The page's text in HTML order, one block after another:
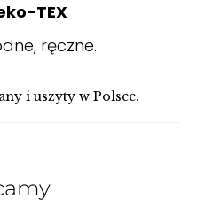
TEX
ręczne.
i uszyty w Polsce.